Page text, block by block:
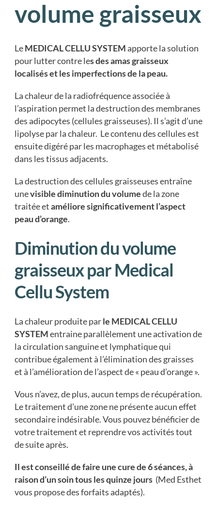
volume graisseux
LeMEDICAL CELLU SYSTEMapporte la solution
pour lutter contre les des amas graisseux
localisés et les imperfections de la peau.
La chaleur de la radiofréquence associée à
l’aspiration permet la destruction des membranes
des adipocytes (cellules graisseuses). Il s’agit d’une
lipolyse par la chaleur. Le contenu des cellules est
ensuite digéré par les macrophages et métabolisé
dans les tissus adjacents.
La destruction des cellules graisseuses entraîne
unevisible diminution du volumede la zone
traitée etaméliore significativement l’aspect
peau d’orange.
Diminution du volume
graisseux par Medical
Cellu System
La chaleur produite parle MEDICAL CELLU
SYSTEMentraine parallèlement une activation de
la circulation sanguine et lymphatique qui
contribue également à l’élimination des graisses
et à l’amélioration de l’aspect de « peau d’orange ».
Vous n’avez, de plus, aucun temps de récupération.
Le traitement d’une zone ne présente aucun effet
secondaire indésirable. Vous pouvez bénéficier de
votre traitement et reprendre vos activités tout
de suite après.
Il est conseillé de faire une cure de 6 séances, à
raison d’un soin tous les quinze jours (Med Esthet
vous propose des forfaits adaptés).